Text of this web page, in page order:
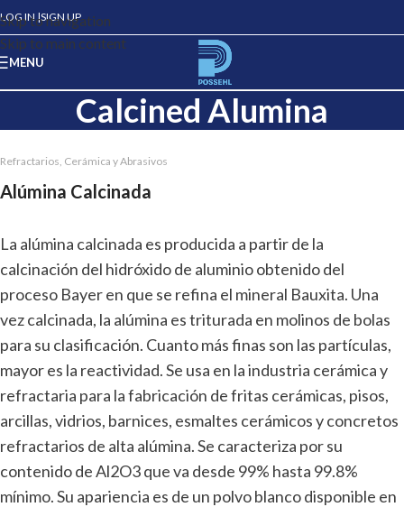
Skip to navigation
Skip to main content
LOG IN |SIGN UP
MENU
Calcined Alumina
Refractarios, Cerámica y Abrasivos
Alúmina Calcinada
La alúmina calcinada es producida a partir de la
calcinación del hidróxido de aluminio obtenido del
proceso Bayer en que se refina el mineral Bauxita. Una
vez calcinada, la alúmina es triturada en molinos de bolas
para su clasificación. Cuanto más finas son las partículas,
mayor es la reactividad. Se usa en la industria cerámica y
refractaria para la fabricación de fritas cerámicas, pisos,
arcillas, vidrios, barnices, esmaltes cerámicos y concretos
refractarios de alta alúmina. Se caracteriza por su
contenido de Al2O3 que va desde 99% hasta 99.8%
mínimo. Su apariencia es de un polvo blanco disponible en